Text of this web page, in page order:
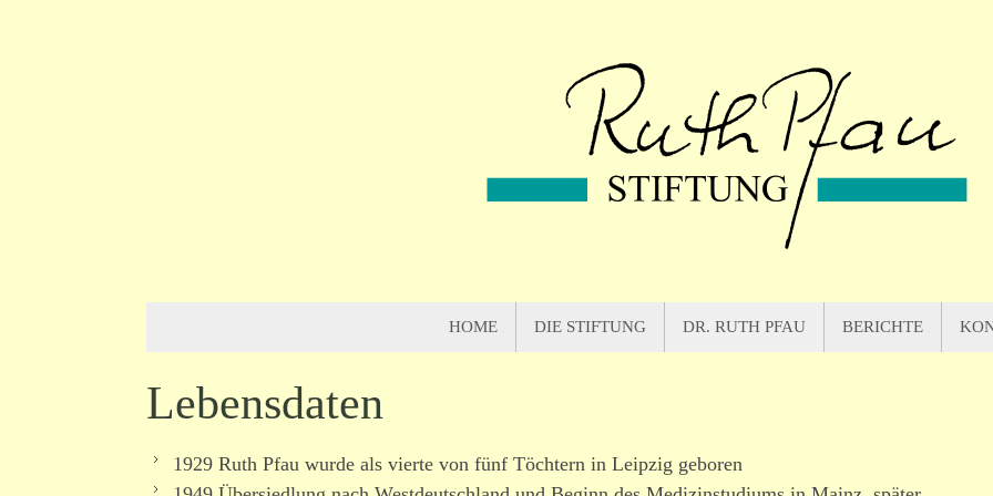
HOME DIE STIFTUNG DR. RUTH PFAU BERICHTE
Lebensdaten
1929 Ruth Pfau wurde als vierte von fünf Töchtern in Leipzig geboren